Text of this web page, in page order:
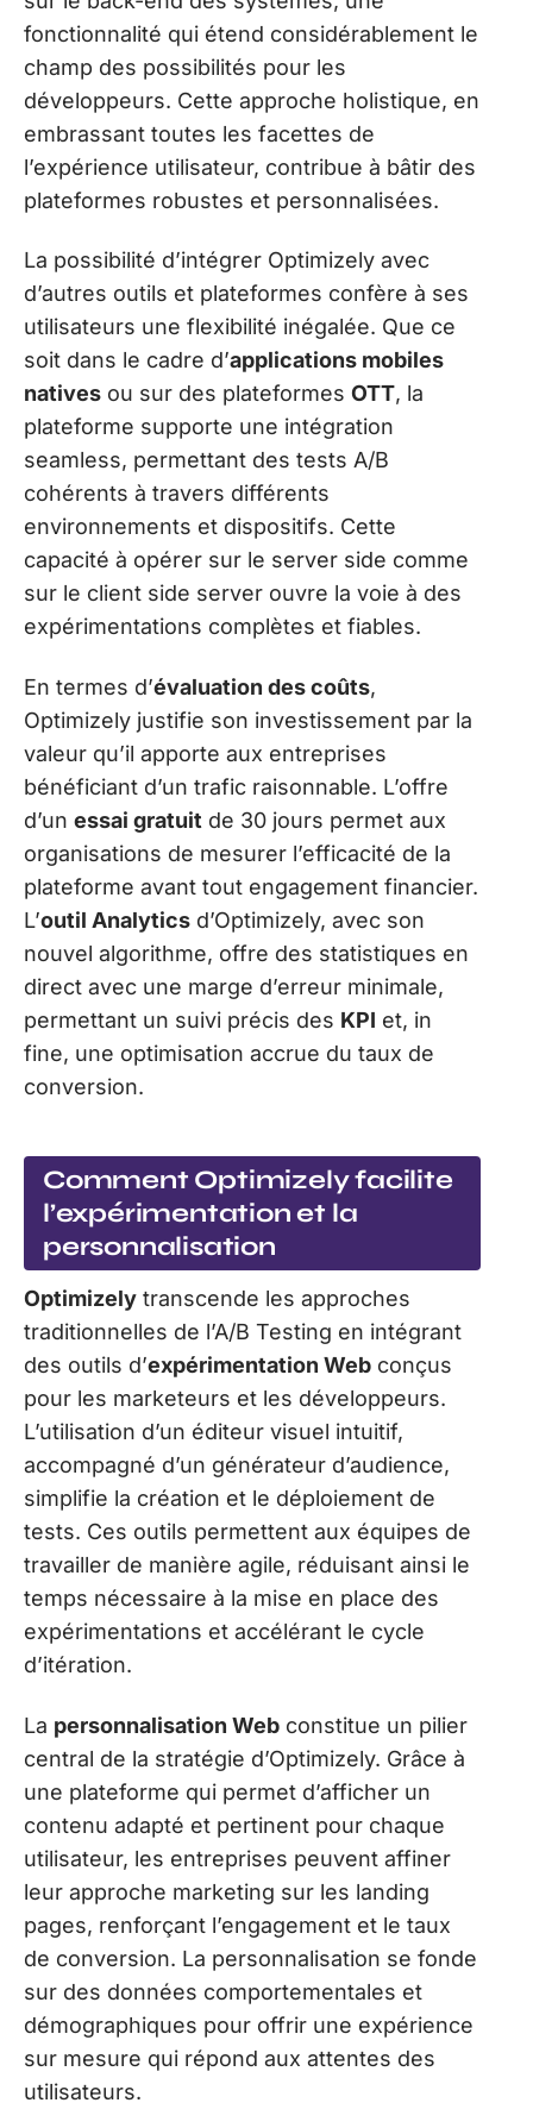
fonctionnalité qui étend considérablement le
champ des possibilités pour les
développeurs. Cette approche holistique, en
embrassant toutes les facettes de
l’expérience utilisateur, contribue à bâtir des
plateformes robustes et personnalisées.
La possibilité d’intégrer Optimizely avec
d’autres outils et plateformes confère à ses
utilisateurs une flexibilité inégalée. Que ce
soit dans le cadre d’applications mobiles
natives ou sur des plateformes OTT, la
plateforme supporte une intégration
seamless, permettant des tests A/B
cohérents à travers différents
environnements et dispositifs. Cette
capacité à opérer sur le server side comme
sur le client side server ouvre la voie à des
expérimentations complètes et fiables.
En termes d’évaluation des coûts,
Optimizely justifie son investissement par la
valeur qu’il apporte aux entreprises
bénéficiant d’un trafic raisonnable. L’offre
d’un essai gratuit de 30 jours permet aux
organisations de mesurer l’efficacité de la
plateforme avant tout engagement financier.
L’outil Analytics d’Optimizely, avec son
nouvel algorithme, offre des statistiques en
direct avec une marge d’erreur minimale,
permettant un suivi précis des KPI et, in
fine, une optimisation accrue du taux de
conversion.
Comment Optimizely facilite
l’expérimentation et la
personnalisation
Optimizely transcende les approches
traditionnelles de l’A/B Testing en intégrant
des outils d’expérimentation Web conçus
pour les marketeurs et les développeurs.
L’utilisation d’un éditeur visuel intuitif,
accompagné d’un générateur d’audience,
simplifie la création et le déploiement de
tests. Ces outils permettent aux équipes de
travailler de manière agile, réduisant ainsi le
temps nécessaire à la mise en place des
expérimentations et accélérant le cycle
d’itération.
La personnalisation Web constitue un pilier
central de la stratégie d’Optimizely. Grâce à
une plateforme qui permet d’afficher un
contenu adapté et pertinent pour chaque
utilisateur, les entreprises peuvent affiner
leur approche marketing sur les landing
pages, renforçant l’engagement et le taux
de conversion. La personnalisation se fonde
sur des données comportementales et
démographiques pour offrir une expérience
sur mesure qui répond aux attentes des
utilisateurs.